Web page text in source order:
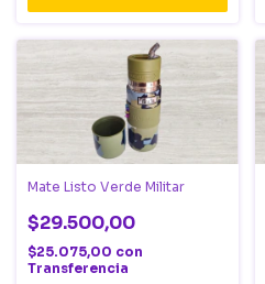
Mate Listo Verde Militar
$29.500,00
$25.075,00 con
Transferencia